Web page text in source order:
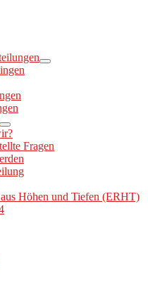
Fragen
Höhen und Tiefen (ERHT)